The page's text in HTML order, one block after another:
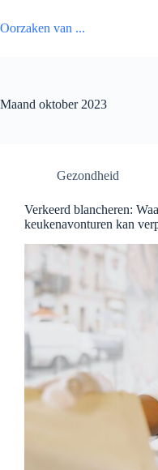
naar
de
Oorzaken van ...
Maand oktober 2023
Gezondheid
Verkeerd blancheren:
keukenavonturen kan